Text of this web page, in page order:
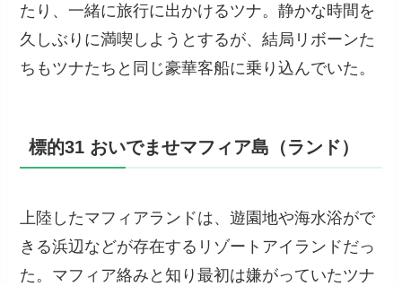
たり、一緒に旅行に出かけるツナ。静かな時間を
久しぶりに満喫しようとするが、結局リボーンた
ちもツナたちと同じ豪華客船に乗り込んでいた。
標的31 おいでませマフィア島（ランド）
上陸したマフィアランドは、遊園地や海水浴がで
きる浜辺などが存在するリゾートアイランドだっ
た。マフィア絡みと知り最初は嫌がっていたツナ